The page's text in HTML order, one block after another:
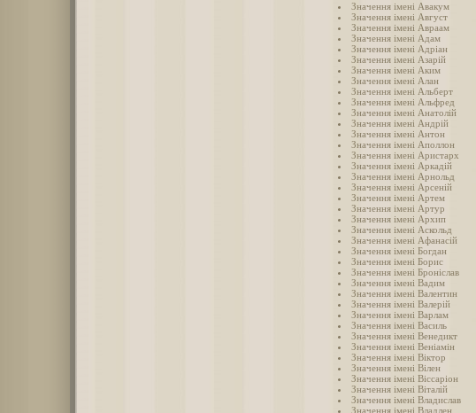
Значення імені Авакум
Значення імені Август
Значення імені Авраам
Значення імені Адам
Значення імені Адріан
Значення імені Азарій
Значення імені Аким
Значення імені Алан
Значення імені Альберт
Значення імені Альфред
Значення імені Анатолій
Значення імені Андрій
Значення імені Антон
Значення імені Аполлон
Значення імені Аристарх
Значення імені Аркадій
Значення імені Арнольд
Значення імені Арсеній
Значення імені Артем
Значення імені Артур
Значення імені Архип
Значення імені Аскольд
Значення імені Афанасій
Значення імені Богдан
Значення імені Борис
Значення імені Броніслав
Значення імені Вадим
Значення імені Валентин
Значення імені Валерій
Значення імені Варлам
Значення імені Василь
Значення імені Венедикт
Значення імені Веніамін
Значення імені Віктор
Значення імені Вілен
Значення імені Віссаріон
Значення імені Віталій
Значення імені Владислав
Значення імені Владлен